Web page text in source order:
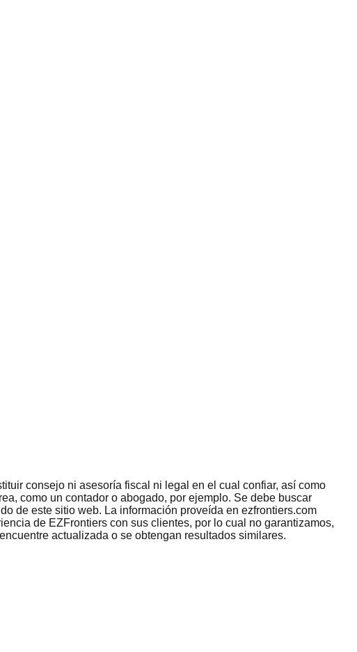
consejo ni asesoría fiscal ni legal en el cual confiar, así como
como un contador o abogado, por ejemplo. Se debe buscar
de este sitio web. La información proveída en ezfrontiers.com
de EZFrontiers con sus clientes, por lo cual no garantizamos,
actualizada o se obtengan resultados similares.